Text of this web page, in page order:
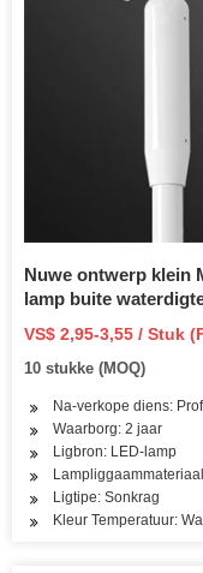
Nuwe ontwerp klein
lamp buite
VS$ 2,95-3,55 / Stuk
10 stukke (MOQ)
Na-verkope diens:
Waarborg: 2 jaar
Ligbron: LED-lamp
Ligtipe: Sonkrag
Kleur Temperatuur: